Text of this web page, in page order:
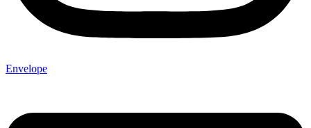
Envelope